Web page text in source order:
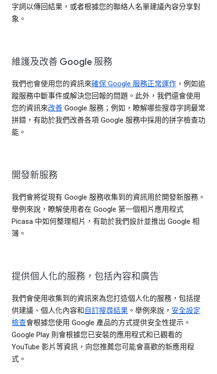
字詞以傳回結果，或者根據您的聯絡人名單建議內容分享對
象。
維護及改善 Google 服務
我們也會使用您的資訊來確保 Google 服務正常運作 ，例如追
蹤服務中斷事件或解決您回報的問題。此外，我們還會使用
您的資訊來改善 Google 服務；例如，瞭解哪些搜尋字詞最常
拼錯，有助於我們改善各項 Google 服務中採用的拼字檢查功
能。
開發新服務
我們會將從現有 Google 服務收集到的資訊用於開發新服務。
舉例來說，瞭解使用者在 Google 第一個相片應用程式
Picasa 中如何整理相片，有助於我們設計並推出 Google 相
簿。
提供個人化的服務，包括內容和廣告
我們會使用收集到的資訊來為您打造個人化的服務，包括提
供建議、個人化內容和自訂搜尋結果 。舉例來說， 安全設定
檢查會根據您使用 Google 產品的方式提供安全性提示。
Google Play 則會根據您已安裝的應用程式和已觀看的
YouTube 影片等資訊，向您推薦您可能會喜歡的新應用程
式。